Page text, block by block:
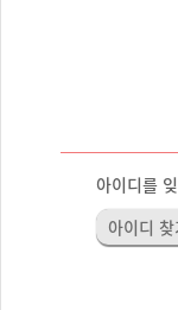
아이디를
아이디 찾